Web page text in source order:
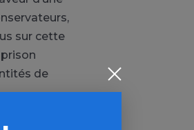
sur cette
de